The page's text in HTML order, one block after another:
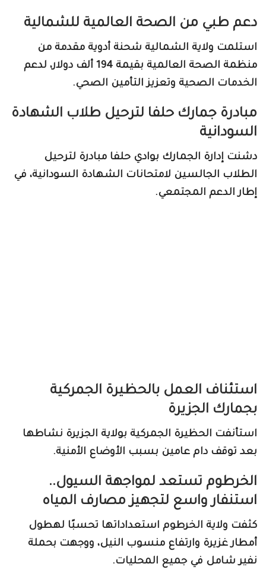
دعم طبي من الصحة العالمية للشمالية
استلمت ولاية الشمالية شحنة أدوية مقدمة من
منظمة الصحة العالمية بقيمة 194 ألف دولار، لدعم
الخدمات الصحية وتعزيز التأمين الصحي.
مبادرة جمارك حلفا لترحيل طلاب الشهادة
السودانية
دشنت إدارة الجمارك بوادي حلفا مبادرة لترحيل
الطلاب الجالسين لامتحانات الشهادة السودانية، في
إطار الدعم المجتمعي.
استئناف العمل بالحظيرة الجمركية
بجمارك الجزيرة
استأنفت الحظيرة الجمركية بولاية الجزيرة نشاطها
بعد توقف دام عامين بسبب الأوضاع الأمنية.
الخرطوم تستعد لمواجهة السيول..
استنفار واسع لتجهيز مصارف المياه
كثفت ولاية الخرطوم استعداداتها تحسبًا لهطول
أمطار غزيرة وارتفاع منسوب النيل، ووجهت بحملة
نفير شامل في جميع المحليات.